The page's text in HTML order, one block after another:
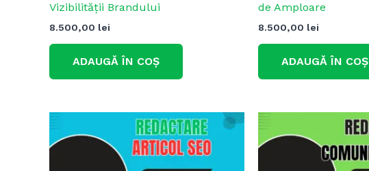
Vizibilității Brandului
8.500,00 lei
ADAUGĂ ÎN COȘ
de Amploare
8.500,00 lei
ADAUGĂ ÎN COȘ